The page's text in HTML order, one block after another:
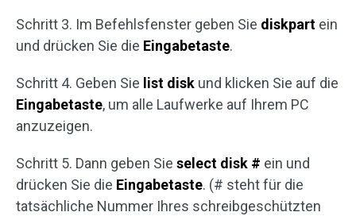
Schritt 3. Im Befehlsfenster geben Sie diskpart ein
und drücken Sie die Eingabetaste.
Schritt 4. Geben Sie list disk und klicken Sie auf die
Eingabetaste, um alle Laufwerke auf Ihrem PC
anzuzeigen.
Schritt 5. Dann geben Sie select disk # ein und
drücken Sie die Eingabetaste. (# steht für die
tatsächliche Nummer Ihres schreibgeschützten